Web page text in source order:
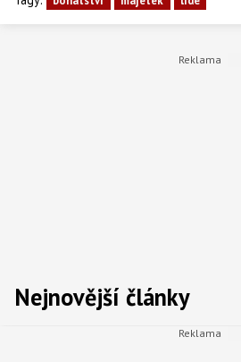
Nejnovější články